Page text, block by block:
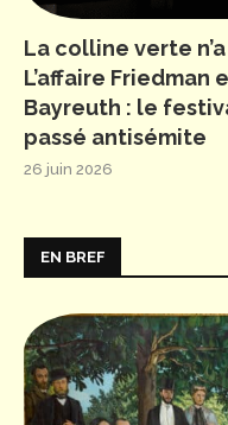
La colline verte
L’affaire
Bayreuth : le
passé antisémite
26 juin 2026
EN BREF